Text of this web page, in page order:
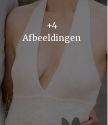
+4
Afbeeldingen